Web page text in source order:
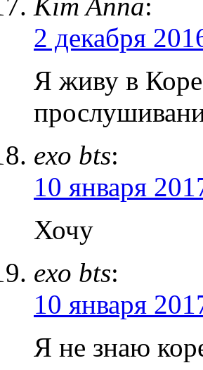
2 декабря
Я живу в
exo bts:
10 января
Хочу
exo bts:
10 января
Я не знаю